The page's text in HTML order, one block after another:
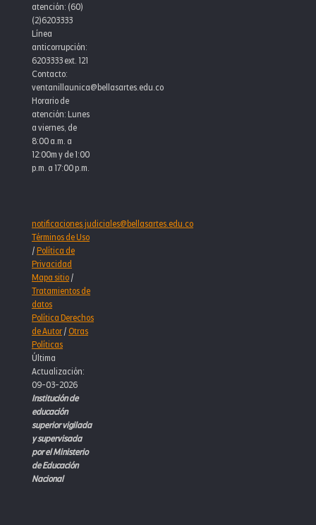
atención: (60)
(2)6203333
Línea
anticorrupción:
6203333 ext. 121
Contacto:
ventanillaunica@bellasartes.edu.co
Horario de
atención: Lunes
a viernes, de
8:00 a.m. a
12:00m y de 1:00
p.m. a 17:00 p.m.
notificaciones.judiciales@bellasartes.edu.co
Términos de Uso
/Política de
Privacidad
Mapa sitio/
Tratamientos de
datos
Política Derechos
de Autor/Otras
Políticas
Última
Actualización:
09-03-2026
Institución de
educación
superior vigilada
y supervisada
por el Ministerio
de Educación
Nacional